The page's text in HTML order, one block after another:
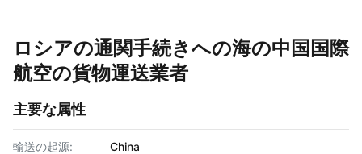
ロシアの通関手続きへの海の中国国際
航空の貨物運送業者
主要な属性
輸送の起源:
China